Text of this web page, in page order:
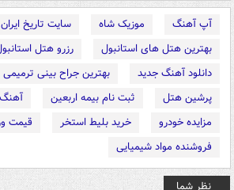
آپ آهنگ موزیک شاه
سایت تاریخ ایران
بهترین هتل های استانبول
رزرو هتل
دانلود آهنگ جدید
بهترین جراح بینی ترمیمی
پرشین هتل
ثبت نام بیمه اربعین
مزایده خودرو
خرید بلیط استخر
قیمت
فروشنده مواد شیمیایی
نظر شما